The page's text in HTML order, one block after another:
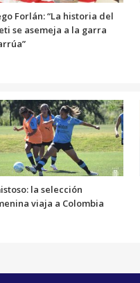
Forlán: “La historia del
se asemeja a la garra
la selección
viaja a Colombia